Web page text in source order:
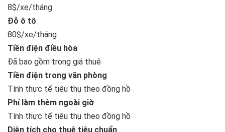
8$/xe/tháng
Đỗ ô tô
80$/xe/tháng
Tiền điện điều hòa
Đã bao gồm trong giá thuê
Tiền điện trong văn phòng
Tính thực tế tiêu thụ theo đồng hồ
Phí làm thêm ngoài giờ
Tính thực tế tiêu thụ theo đồng hồ
Diện tích cho thuê tiêu chuẩn